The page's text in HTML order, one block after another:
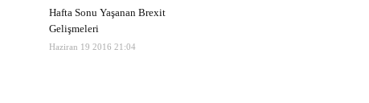
Hafta Sonu Yaşanan Brexit
Gelişmeleri
Haziran 19 2016 21:04